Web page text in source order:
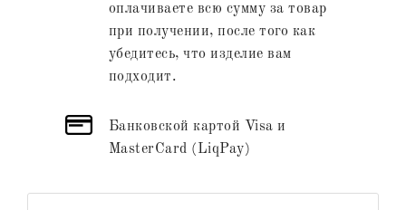
оплачиваете всю сумму за товар
при получении, после того как
убедитесь, что изделие вам
подходит.
Банковской картой Visa и
MasterCard (LiqPay)